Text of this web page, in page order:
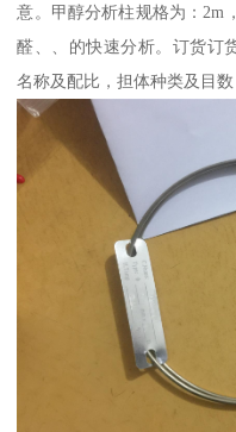
意。甲醇分析柱规格为：2m
醛、、的快速分析。订货订
名称及配比，担体种类及目数